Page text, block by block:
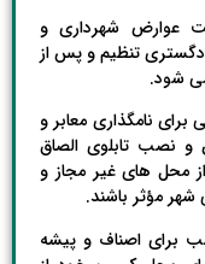
عوارض شهرداری و
تنظیم و پس از
شود.
خاصی برای نامگذاری معابر و
و نصب تابلوی الصاق
محل های غیر مجاز و
شهر مؤثر باشند.
پروانه کسب برای اصناف و پیشه